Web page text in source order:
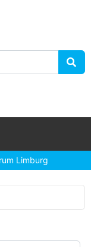
Limburg